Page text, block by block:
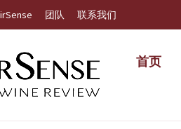
团队 联系我们
首页